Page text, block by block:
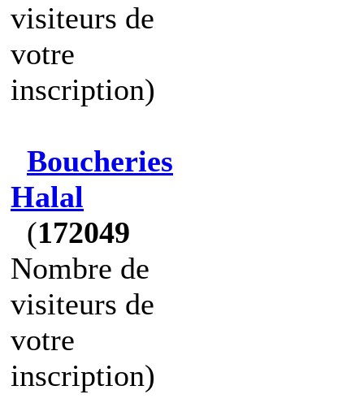
visiteurs de
votre
inscription)
Boucheries
Halal
(172049
Nombre de
visiteurs de
votre
inscription)